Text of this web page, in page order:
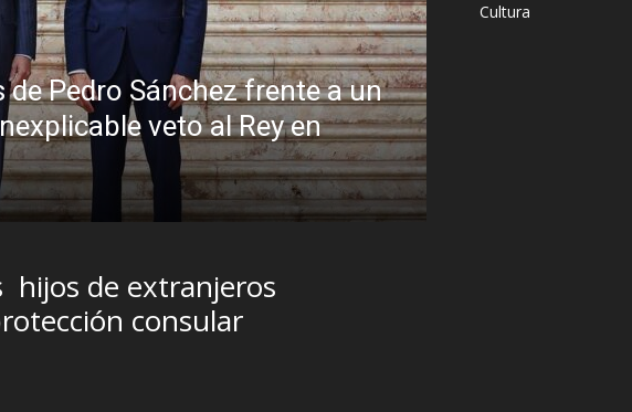
Sin disimulo: la peligrosa promiscuidad
Brasil y la sombra del Foro de São Paulo
R.C. Gómez 5 agosto, 2026
hijos de extranjeros
consular
Cultura